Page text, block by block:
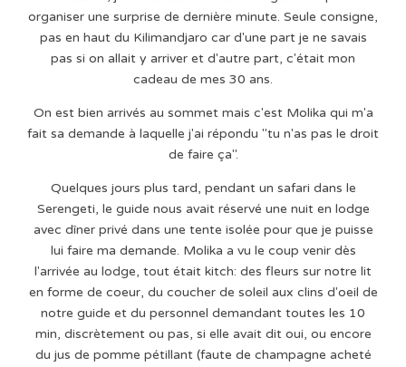
organiser une surprise de dernière minute. Seule consigne,
pas en haut du Kilimandjaro car d'une part je ne savais
pas si on allait y arriver et d'autre part, c'était mon
cadeau de mes 30 ans.
On est bien arrivés au sommet mais c'est Molika qui m'a
fait sa demande à laquelle j'ai répondu "tu n'as pas le droit
de faire ça".
Quelques jours plus tard, pendant un safari dans le
Serengeti, le guide nous avait réservé une nuit en lodge
avec dîner privé dans une tente isolée pour que je puisse
lui faire ma demande. Molika a vu le coup venir dès
l'arrivée au lodge, tout était kitch: des fleurs sur notre lit
en forme de coeur, du coucher de soleil aux clins d'oeil de
notre guide et du personnel demandant toutes les 10
min, discrètement ou pas, si elle avait dit oui, ou encore
du jus de pomme pétillant (faute de champagne acheté